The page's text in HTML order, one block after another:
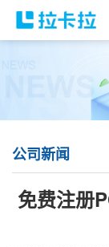
公司新闻
免费注册